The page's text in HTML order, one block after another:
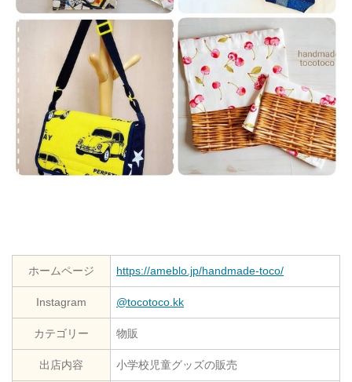
ホームページ https://ameblo.jp/handmade-toco/
Instagram @tocotoco.kk
カテゴリー 物販
出店内容 小学校児童グッズの販売